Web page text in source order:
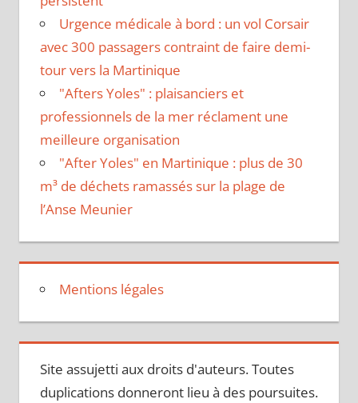
Urgence médicale à bord : un vol Corsair
avec 300 passagers contraint de faire demi-
tour vers la Martinique
"Afters Yoles" : plaisanciers et
professionnels de la mer réclament une
meilleure organisation
"After Yoles" en Martinique : plus de 30
m³ de déchets ramassés sur la plage de
l’Anse Meunier
Mentions légales
Site assujetti aux droits d'auteurs. Toutes
duplications donneront lieu à des poursuites.